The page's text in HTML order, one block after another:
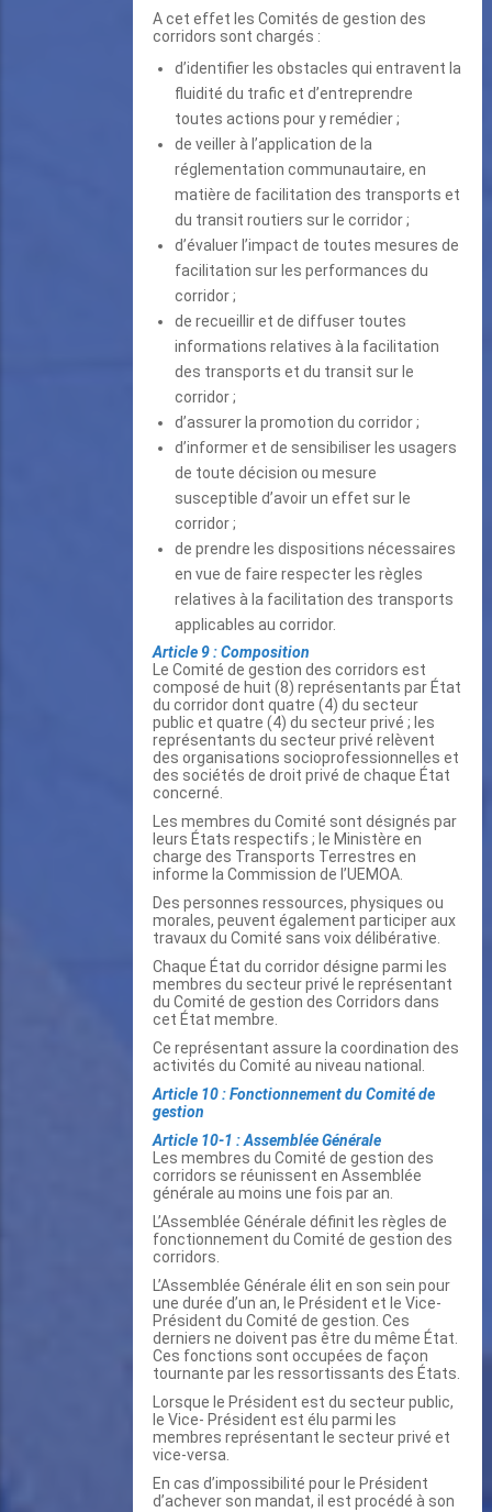
A cet effet les Comités de gestion des
corridors sont chargés :
d’identifier les obstacles qui entravent la
fluidité du trafic et d’entreprendre
toutes actions pour y remédier ;
de veiller à l’application de la
réglementation communautaire, en
matière de facilitation des transports et
du transit routiers sur le corridor ;
d’évaluer l’impact de toutes mesures de
facilitation sur les performances du
corridor ;
de recueillir et de diffuser toutes
informations relatives à la facilitation
des transports et du transit sur le
corridor ;
d’assurer la promotion du corridor ;
d’informer et de sensibiliser les usagers
de toute décision ou mesure
susceptible d’avoir un effet sur le
corridor ;
de prendre les dispositions nécessaires
en vue de faire respecter les règles
relatives à la facilitation des transports
applicables au corridor.
Article 9 : Composition
Le Comité de gestion des corridors est
composé de huit (8) représentants par État
du corridor dont quatre (4) du secteur
public et quatre (4) du secteur privé ; les
représentants du secteur privé relèvent
des organisations socioprofessionnelles et
des sociétés de droit privé de chaque État
concerné.
Les membres du Comité sont désignés par
leurs États respectifs ; le Ministère en
charge des Transports Terrestres en
informe la Commission de l’UEMOA.
Des personnes ressources, physiques ou
morales, peuvent également participer aux
travaux du Comité sans voix délibérative.
Chaque État du corridor désigne parmi les
membres du secteur privé le représentant
du Comité de gestion des Corridors dans
cet État membre.
Ce représentant assure la coordination des
activités du Comité au niveau national.
Article 10 : Fonctionnement du Comité de
gestion
Article 10-1 : Assemblée Générale
Les membres du Comité de gestion des
corridors se réunissent en Assemblée
générale au moins une fois par an.
L’Assemblée Générale définit les règles de
fonctionnement du Comité de gestion des
corridors.
L’Assemblée Générale élit en son sein pour
une durée d’un an, le Président et le Vice-
Président du Comité de gestion. Ces
derniers ne doivent pas être du même État.
Ces fonctions sont occupées de façon
tournante par les ressortissants des États.
Lorsque le Président est du secteur public,
le Vice- Président est élu parmi les
membres représentant le secteur privé et
vice-versa.
En cas d’impossibilité pour le Président
d’achever son mandat, il est procédé à son